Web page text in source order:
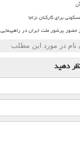
پرشور ملت ایران در راهپیمایی 22بهمن
نام در مورد این مطلب
دهید